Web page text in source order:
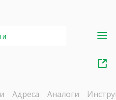
Адреса Аналоги